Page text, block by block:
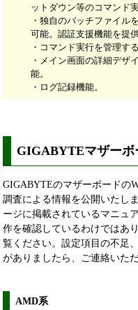
ットダウン等のコマンド
・独自のバッチファイル
可能。認証支援機能を提供
・コマンド実行を管理す
・メイン画面の詳細デザ
能。
・ログ記録機能。
GIGABYTEマザーボ
GIGABYTEのマザーボードの
調査による情報を公開いたし
ージに掲載されているマニュ
作を確認しているわけではあ
覧ください。設定項目の不足
がありましたら、ご連絡いた
AMD系